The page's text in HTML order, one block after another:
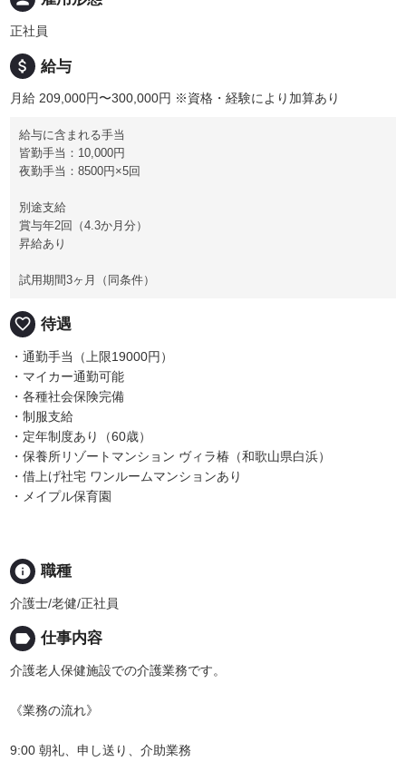
正社員
attach_money 給与
月給 209,000円〜300,000円 ※資格・経験により加算あり
給与に含まれる手当
皆勤手当：10,000円
夜勤手当：8500円×5回
別途支給
賞与年2回（4.3か月分）
昇給あり
試用期間3ヶ月（同条件）
favorite_border 待遇
・通勤手当（上限19000円）
・マイカー通勤可能
・各種社会保険完備
・制服支給
・定年制度あり（60歳）
・保養所リゾートマンション ヴィラ椿（和歌山県白浜）
・借上げ社宅 ワンルームマンションあり
・メイプル保育園
info 職種
介護士/老健/正社員
label 仕事内容
介護老人保健施設での介護業務です。
《業務の流れ》
9:00 朝礼、申し送り、介助業務